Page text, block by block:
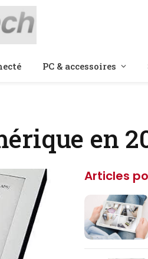
PC & accessoires
en
Articles